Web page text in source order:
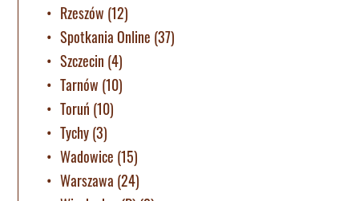
Rzeszów (12)
Spotkania Online (37)
Szczecin (4)
Tarnów (10)
Toruń (10)
Tychy(3)
Wadowice (15)
Warszawa (24)